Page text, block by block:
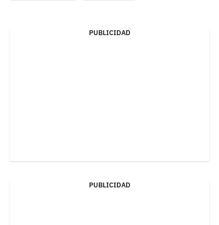
PUBLICIDAD
PUBLICIDAD